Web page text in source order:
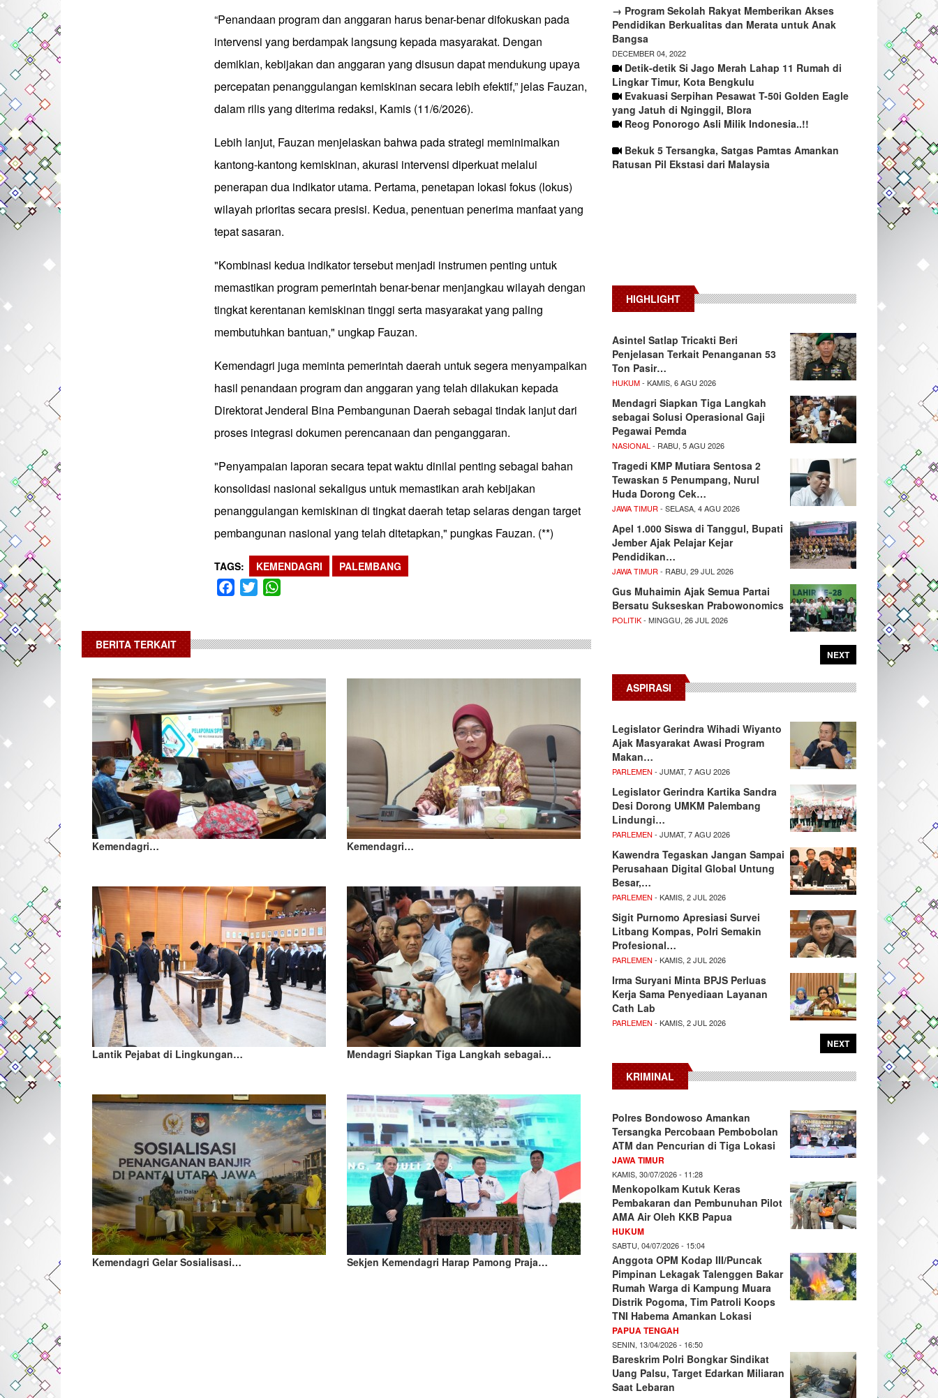
“Penandaan program dan anggaran harus benar-benar difokuskan pada
intervensi yang berdampak langsung kepada masyarakat. Dengan
demikian, kebijakan dan anggaran yang disusun dapat mendukung upaya
percepatan penanggulangan kemiskinan secara lebih efektif,” jelas Fauzan,
dalam rilis yang diterima redaksi, Kamis (11/6/2026).
Lebih lanjut, Fauzan menjelaskan bahwa pada strategi meminimalkan
kantong-kantong kemiskinan, akurasi intervensi diperkuat melalui
penerapan dua indikator utama. Pertama, penetapan lokasi fokus (lokus)
wilayah prioritas secara presisi. Kedua, penentuan penerima manfaat yang
tepat sasaran.
"Kombinasi kedua indikator tersebut menjadi instrumen penting untuk
memastikan program pemerintah benar-benar menjangkau wilayah dengan
tingkat kerentanan kemiskinan tinggi serta masyarakat yang paling
membutuhkan bantuan," ungkap Fauzan.
Kemendagri juga meminta pemerintah daerah untuk segera menyampaikan
hasil penandaan program dan anggaran yang telah dilakukan kepada
Direktorat Jenderal Bina Pembangunan Daerah sebagai tindak lanjut dari
proses integrasi dokumen perencanaan dan penganggaran.
"Penyampaian laporan secara tepat waktu dinilai penting sebagai bahan
konsolidasi nasional sekaligus untuk memastikan arah kebijakan
penanggulangan kemiskinan di tingkat daerah tetap selaras dengan target
pembangunan nasional yang telah ditetapkan," pungkas Fauzan. (**)
TAGS KEMENDAGRI PALEMBANG
Facebook
Twitter
BERITA TERKAIT
Kemendagri… Kemendagri…
Lantik Pejabat di Lingkungan… Mendagri Siapkan Tiga Langkah sebagai…
Kemendagri Gelar Sosialisasi… Sekjen Kemendagri Harap Pamong Praja…
→ Program Sekolah Rakyat Memberikan Akses
Pendidikan Berkualitas dan Merata untuk Anak
Bangsa
DECEMBER 04, 2022
Detik-detik Si Jago Merah Lahap 11 Rumah di
Lingkar Timur, Kota Bengkulu
Evakuasi Serpihan Pesawat T-50i Golden Eagle
yang Jatuh di Nginggil, Blora
Reog Ponorogo Asli Milik Indonesia..!!
Bekuk 5 Tersangka, Satgas Pamtas Amankan
Ratusan Pil Ekstasi dari Malaysia
HIGHLIGHT
Asintel Satlap Tricakti Beri
Penjelasan Terkait Penanganan 53
Ton Pasir…
HUKUM- KAMIS, 6 AGU 2026
Mendagri Siapkan Tiga Langkah
sebagai Solusi Operasional Gaji
Pegawai Pemda
NASIONAL - RABU, 5 AGU 2026
Tragedi KMP Mutiara Sentosa 2
Tewaskan 5 Penumpang, Nurul
Huda Dorong Cek…
JAWA TIMUR - SELASA, 4 AGU 2026
Apel 1.000 Siswa di Tanggul, Bupati
Jember Ajak Pelajar Kejar
Pendidikan…
JAWA TIMUR - RABU, 29 JUL 2026
Gus Muhaimin Ajak Semua Partai
Bersatu Sukseskan Prabowonomics
POLITIK- MINGGU, 26 JUL 2026
NEXT
ASPIRASI
Legislator Gerindra Wihadi Wiyanto
Ajak Masyarakat Awasi Program
Makan…
PARLEMEN - JUMAT, 7 AGU 2026
Legislator Gerindra Kartika Sandra
Desi Dorong UMKM Palembang
Lindungi…
PARLEMEN - JUMAT, 7 AGU 2026
Kawendra Tegaskan Jangan Sampai
Perusahaan Digital Global Untung
Besar,…
PARLEMEN - KAMIS, 2 JUL 2026
Sigit Purnomo Apresiasi Survei
Litbang Kompas, Polri Semakin
Profesional…
PARLEMEN - KAMIS, 2 JUL 2026
Irma Suryani Minta BPJS Perluas
Kerja Sama Penyediaan Layanan
Cath Lab
PARLEMEN - KAMIS, 2 JUL 2026
NEXT
KRIMINAL
Polres Bondowoso Amankan
Tersangka Percobaan Pembobolan
ATM dan Pencurian di Tiga Lokasi
JAWA TIMUR
KAMIS, 30/07/2026 - 11:28
Menkopolkam Kutuk Keras
Pembakaran dan Pembunuhan Pilot
AMA Air Oleh KKB Papua
HUKUM
SABTU, 04/07/2026 - 15:04
Anggota OPM Kodap III/Puncak
Pimpinan Lekagak Talenggen Bakar
Rumah Warga di Kampung Muara
Distrik Pogoma, Tim Patroli Koops
TNI Habema Amankan Lokasi
PAPUA TENGAH
SENIN, 13/04/2026 - 16:50
Bareskrim Polri Bongkar Sindikat
Uang Palsu, Target Edarkan Miliaran
Saat Lebaran